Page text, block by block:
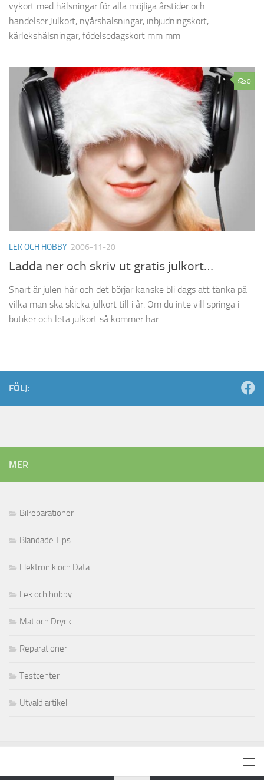
vykort med hälsningar för alla möjliga årstider och
händelser.Julkort, nyårshälsningar, inbjudningskort,
kärlekshälsningar, födelsedagskort mm mm
0
LEK OCH HOBBY 2006-11-20
Ladda ner och skriv ut gratis julkort…
Snart är julen här och det börjar kanske bli dags att tänka på
vilka man ska skicka julkort till i år. Om du inte vill springa i
butiker och leta julkort så kommer här...
FÖLJ:
MER
Bilreparationer
Blandade Tips
Elektronik och Data
Lek och hobby
Mat och Dryck
Reparationer
Testcenter
Utvald artikel